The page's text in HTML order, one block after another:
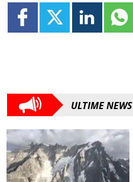
ULTIME NEWS